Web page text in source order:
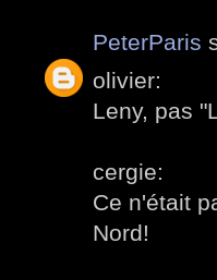
PeterParis
olivier:
Leny, pas
cergie:
Ce n'était
Nord!